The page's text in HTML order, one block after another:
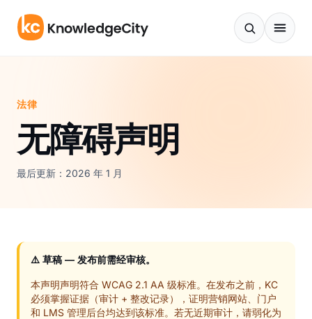
法律
无障碍声明
最后更新：2026 年 1 月
⚠️ 草稿 — 发布前需经审核。
本声明声明符合 WCAG 2.1 AA 级标准。在发布之前，KC
必须掌握证据（审计 + 整改记录），证明营销网站、门户
和 LMS 管理后台均达到该标准。若无近期审计，请弱化为